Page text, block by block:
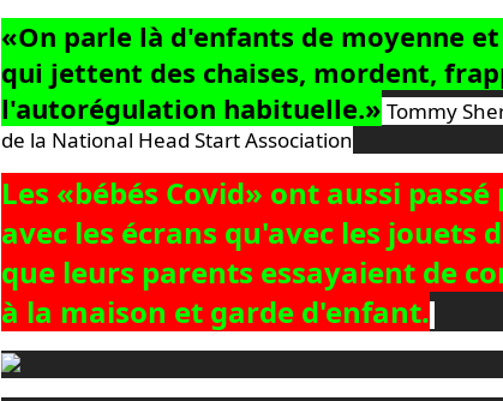
«On parle là d'enfants de moyenne
qui jettent des chaises, mordent,
l'autorégulation habituelle.» Tommy
de la National Head Start Association
Les «bébés Covid» ont aussi
avec les écrans qu'avec les jouets
que leurs parents essayaient de
à la maison et garde d'enfant.